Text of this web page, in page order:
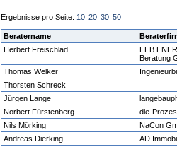
Ergebnisse pro Seite: 10 20 30 50
Beratername
Herbert Freischlad
EEB
Beratung
Thomas Welker
Thorsten Schreck
Jürgen Lange
Norbert Fürstenberg
die-
Nils Mörking
NaCon
Andreas Dierking
AD